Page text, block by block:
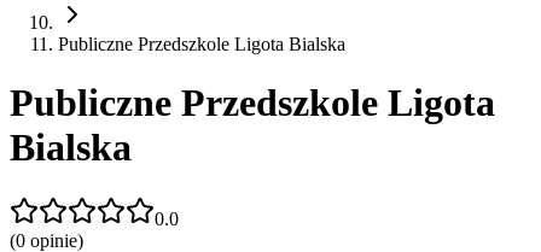
Publiczne Przedszkole Ligota Bialska
Publiczne Przedszkole Ligota
Bialska
0.0
(0 opinie)